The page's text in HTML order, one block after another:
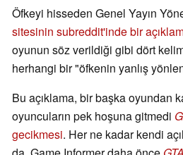
Öfkeyi hisseden Genel Yayın
sitesinin subreddit'inde bir
oyunun söz verildiği gibi dört
herhangi bir "öfkenin yanlış
Bu açıklama, bir başka oyundan
oyuncuların pek hoşuna gitmedi
gecikmesi. Her ne kadar kendi